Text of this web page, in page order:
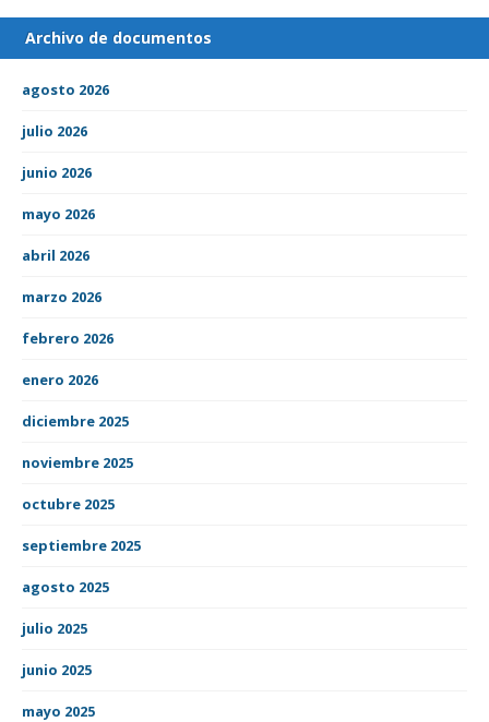
Archivo de documentos
agosto 2026
julio 2026
junio 2026
mayo 2026
abril 2026
marzo 2026
febrero 2026
enero 2026
diciembre 2025
noviembre 2025
octubre 2025
septiembre 2025
agosto 2025
julio 2025
junio 2025
mayo 2025